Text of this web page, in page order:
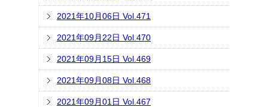
2021年10月06日 Vol.471
2021年09月22日 Vol.470
2021年09月15日 Vol.469
2021年09月08日 Vol.468
2021年09月01日 Vol.467